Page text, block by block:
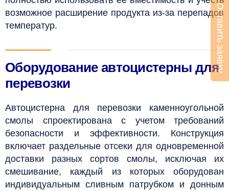
возможное расширение продукта из-за перепадов
температур.
Оборудование автоцистерны для
перевозки
Автоцистерна для перевозки каменноугольной
смолы спроектирована с учетом требований
безопасности и эффективности. Конструкция
включает раздельные отсеки для одновременной
доставки разных сортов смолы, исключая их
смешивание, каждый из которых оборудован
индивидуальным сливным патрубком и донным
Оставить заявку